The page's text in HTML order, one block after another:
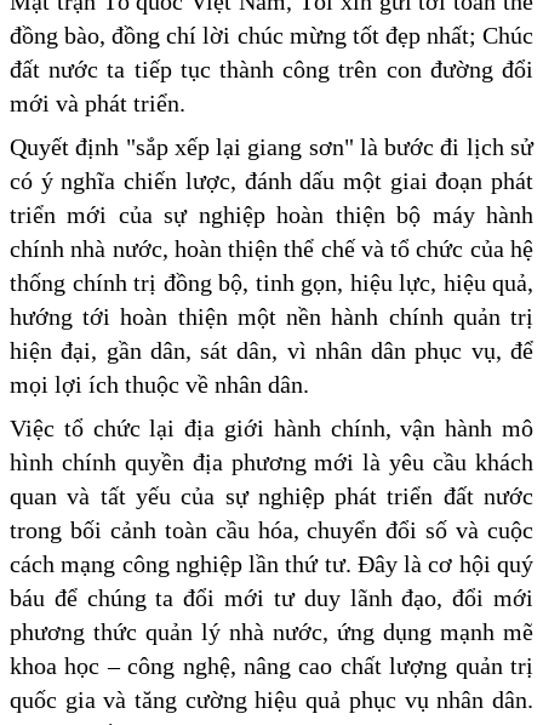
đồng bào, đồng chí lời chúc mừng tốt đẹp nhất; Chúc
đất nước ta tiếp tục thành công trên con đường đổi
mới và phát triển.
Quyết định "sắp xếp lại giang sơn" là bước đi lịch sử
có ý nghĩa chiến lược, đánh dấu một giai đoạn phát
triển mới của sự nghiệp hoàn thiện bộ máy hành
chính nhà nước, hoàn thiện thể chế và tổ chức của hệ
thống chính trị đồng bộ, tinh gọn, hiệu lực, hiệu quả,
hướng tới hoàn thiện một nền hành chính quản trị
hiện đại, gần dân, sát dân, vì nhân dân phục vụ, để
mọi lợi ích thuộc về nhân dân.
Việc tổ chức lại địa giới hành chính, vận hành mô
hình chính quyền địa phương mới là yêu cầu khách
quan và tất yếu của sự nghiệp phát triển đất nước
trong bối cảnh toàn cầu hóa, chuyển đổi số và cuộc
cách mạng công nghiệp lần thứ tư. Đây là cơ hội quý
báu để chúng ta đổi mới tư duy lãnh đạo, đổi mới
phương thức quản lý nhà nước, ứng dụng mạnh mẽ
khoa học – công nghệ, nâng cao chất lượng quản trị
quốc gia và tăng cường hiệu quả phục vụ nhân dân.